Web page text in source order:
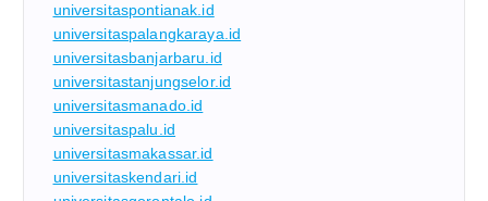
universitaspontianak.id
universitaspalangkaraya.id
universitasbanjarbaru.id
universitastanjungselor.id
universitasmanado.id
universitaspalu.id
universitasmakassar.id
universitaskendari.id